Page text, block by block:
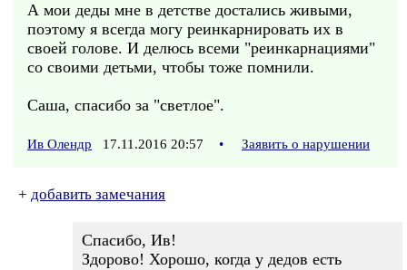
А мои деды мне в детстве достались живыми,
поэтому я всегда могу реинкарнировать их в
своей голове. И делюсь всеми "реинкарнациями"
со своими детьми, чтобы тоже помнили.
Саша, спасибо за "светлое".
Ив Олендр 17.11.2016 20:57 • Заявить о нарушении
+ добавить замечания
Спасибо, Ив!
Здорово! Хорошо, когда у дедов есть